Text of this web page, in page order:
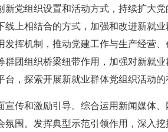
一联合党委第六联合党支部走访北京国
举办的数智化交流研讨会
阿里巴巴调研
新党组织设置和活动方式，持续扩大
线上相结合的方式，加强和改进新就
发挥机制，推动党建工作与生产经营
群团组织桥梁纽带作用，加强对新就
台，探索开展新就业群体党组织活动的
传和激励引导。综合运用新闻媒体、
氛围。发挥典型示范引领作用，深入